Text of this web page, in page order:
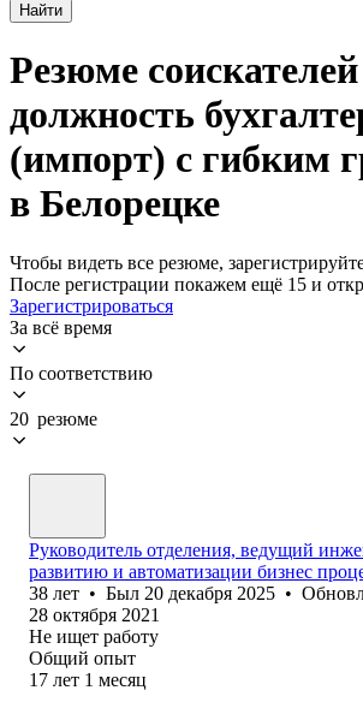
Найти
Резюме
должность
(импорт) с гибким
в Белорецке
Чтобы видеть все резюме,
После регистрации покажем ещё 15 и
Зарегистрироваться
За всё время
По соответствию
20 резюме
Руководитель отделения, ведущий
развитию и автоматизации бизнес
38 лет • Был 20 декабря 2025 •
28 октября 2021
Не ищет работу
Общий опыт
17 лет 1 месяц